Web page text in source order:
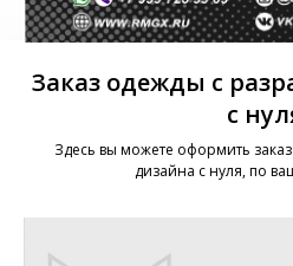
Заказ одежды с
с
Здесь вы можете оформить
дизайна с нуля, по